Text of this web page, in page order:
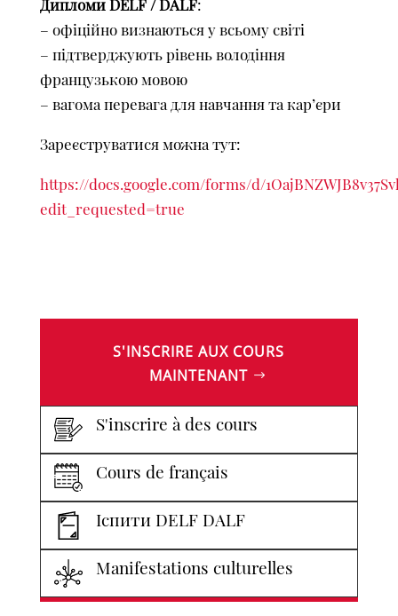
Дипломи DELF / DALF:
– офіційно визнаються у всьому світі
– підтверджують рівень володіння
французькою мовою
– вагома перевага для навчання та кар’єри
Зареєструватися можна тут:
https://docs.google.com/forms/d/
edit_requested=true
S'INSCRIRE AUX COURS
MAINTENANT
S'inscrire à des cours
Cours de français
Іспити DELF DALF
Manifestations culturelles